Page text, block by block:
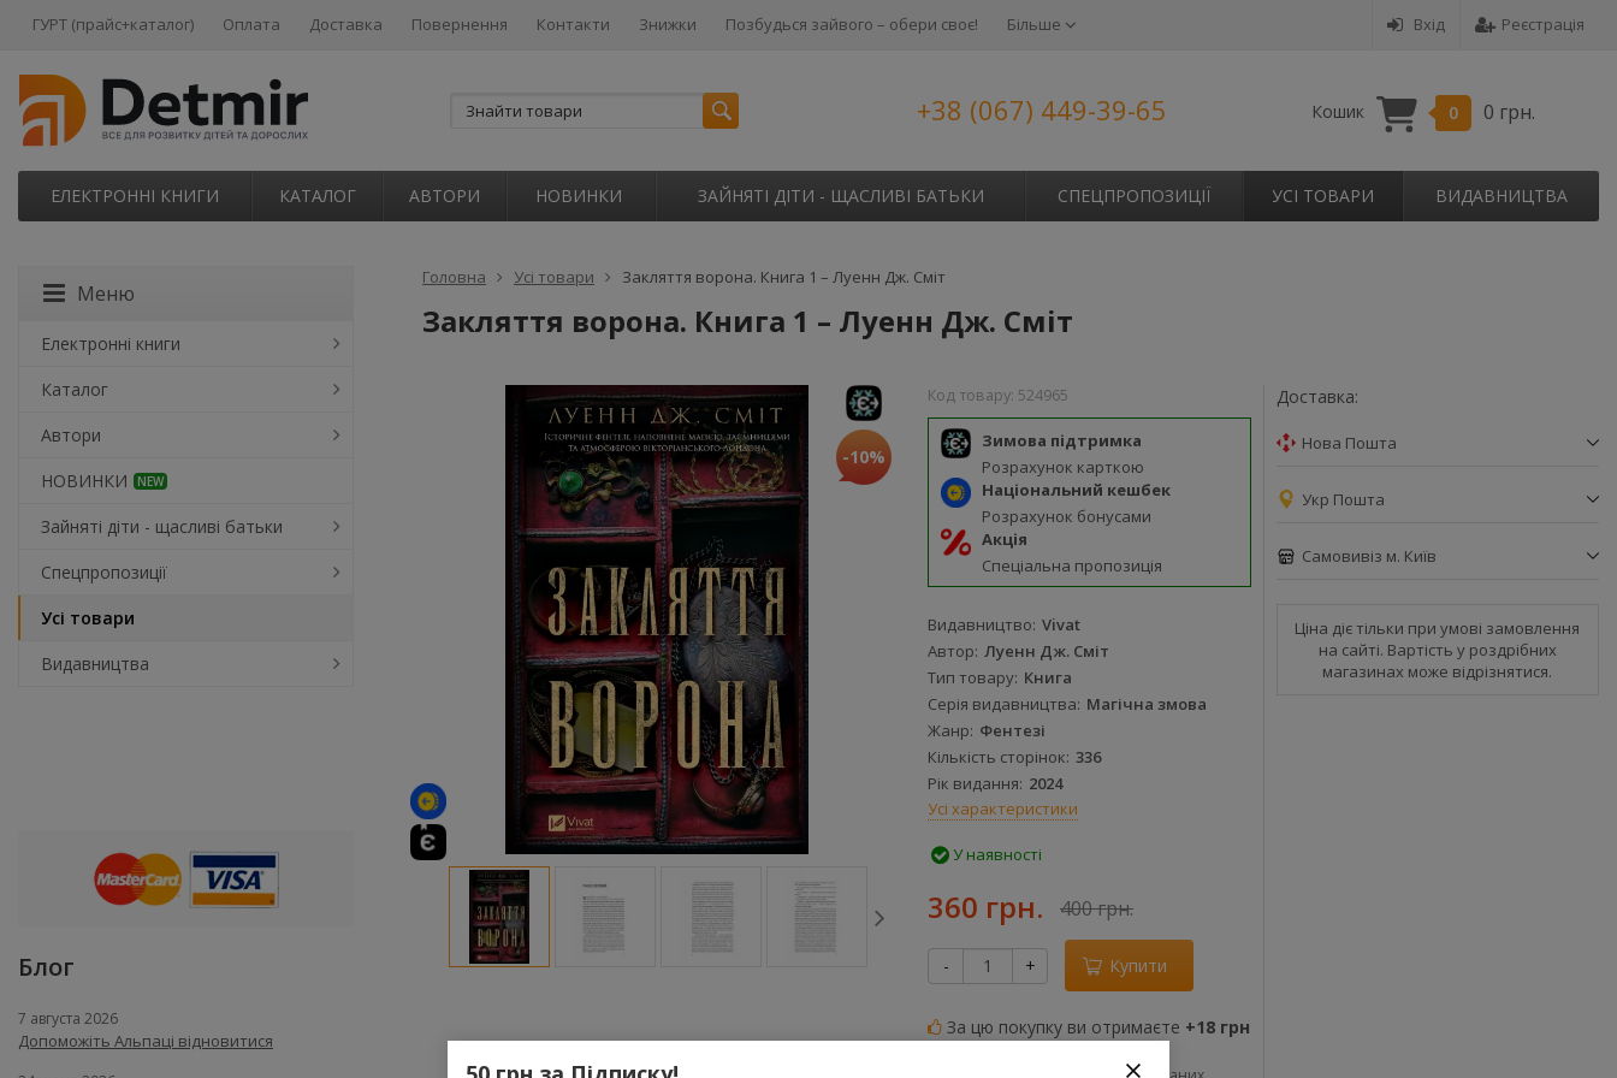
Вхід Реєстрація
ГУРТ (прайс+каталог) Оплата Доставка Повернення Контакти Знижки Позбудься зайвого – обери своє! Більше
+38 (067) 449-39-65 Кошик 0 0 грн.
ЕЛЕКТРОННІ КНИГИ КАТАЛОГ АВТОРИ НОВИНКИ ЗАЙНЯТІ ДІТИ - ЩАСЛИВІ БАТЬКИ СПЕЦПРОПОЗИЦІЇ УСІ ТОВАРИ ВИДАВНИЦТВА
Головна Усі товари Закляття ворона. Книга 1 – Луенн Дж. Сміт
Закляття ворона. Книга 1 – Луенн Дж. Сміт
-10%
Код товару: 524965
Зимова підтримка
Розрахунок карткою
Національний кешбек
Розрахунок бонусами
Акція
Спеціальна пропозиція
Видавництво Vivat
Автор Луенн Дж. Сміт
Тип товару Книга
Серія видавництва Магічна змова
Жанр Фентезі
Кількість сторінок 336
Рік видання 2024
Усі характеристики
У наявності
360 грн. 400 грн.
- + Купити
За цю покупку ви отримаєте +18 грн
Доставка:
Нова Пошта
Укр Пошта
Самовивіз м. Київ
Ціна діє тільки при умові замовлення
на сайті. Вартість у роздрібних
магазинах може відрізнятися.
Меню
Електронні книги
Каталог
Автори
НОВИНКИ
NEW
Зайняті діти - щасливі батьки
Спецпропозиції
Усі товари
Видавництва
Блог
7 августа 2026
Допоможіть Альпаці відновитися